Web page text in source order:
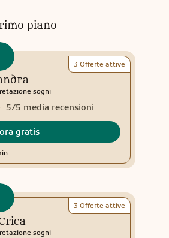
piano
3 Offerte attive
sogni
5/5 media recensioni
gratis
3 Offerte attive
sogni